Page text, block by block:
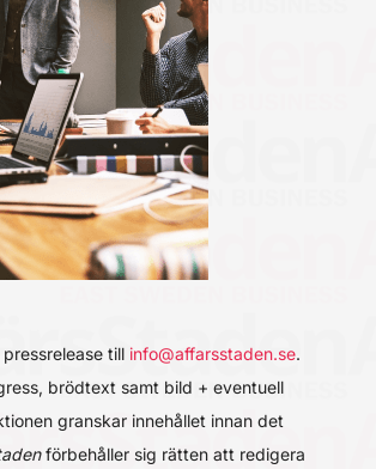
till info@affarsstaden.se.
brödtext samt bild + eventuell
granskar innehållet innan det
förbehåller sig rätten att redigera